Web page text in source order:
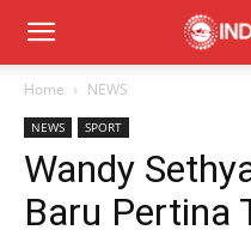
Home NEWS
NEWS SPORT
Wandy
Baru Pertina